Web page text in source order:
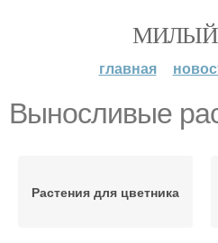
главная
Выносливые
Растения для цветника